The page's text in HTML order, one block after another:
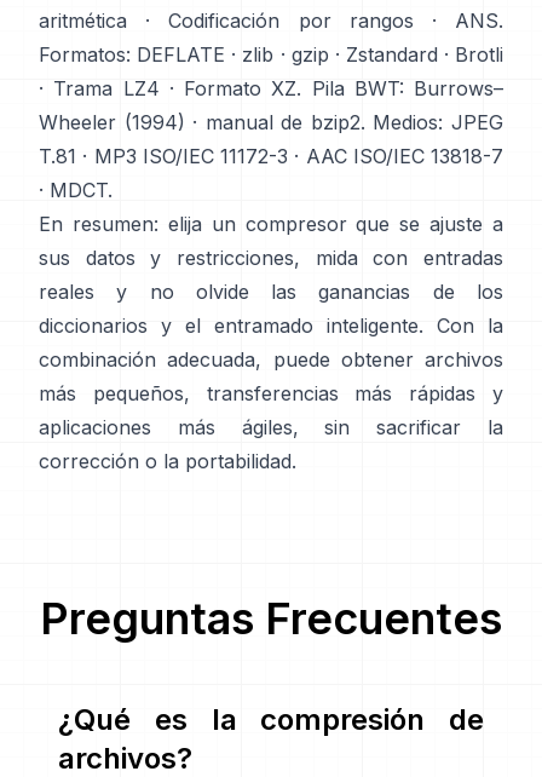
aritmética
· Codificación por rangos · ANS.
Formatos: DEFLATE · zlib · gzip · Zstandard · Brotli
· Trama LZ4 · Formato XZ. Pila BWT: Burrows–
Wheeler (1994) · manual de bzip2. Medios: JPEG
T.81 · MP3 ISO/IEC 11172-3 · AAC ISO/IEC 13818-7
· MDCT.
En resumen: elija un compresor que se ajuste a
sus datos y restricciones, mida con entradas
reales y no olvide las ganancias de los
diccionarios y el entramado inteligente. Con la
combinación adecuada, puede obtener archivos
más pequeños, transferencias más rápidas y
aplicaciones más ágiles, sin sacrificar la
corrección o la portabilidad.
Preguntas Frecuentes
¿Qué es la compresión de
archivos?